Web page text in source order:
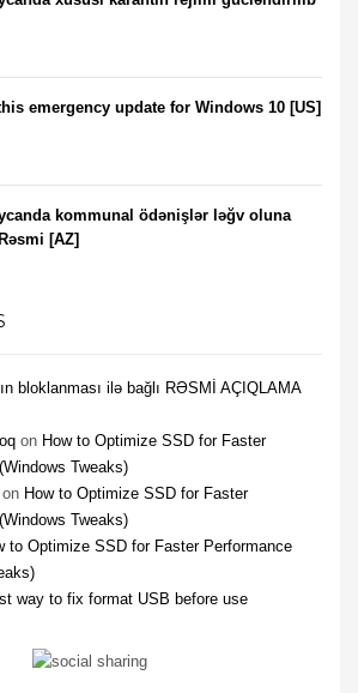
emergency update for Windows 10 [US]
kommunal ödənişlər ləğv oluna
[AZ]
bloklanması ilə bağlı RƏSMİ AÇIQLAMA
on How to Optimize SSD for Faster
Tweaks)
on How to Optimize SSD for Faster
Tweaks)
to Optimize SSD for Faster Performance
way to fix format USB before use